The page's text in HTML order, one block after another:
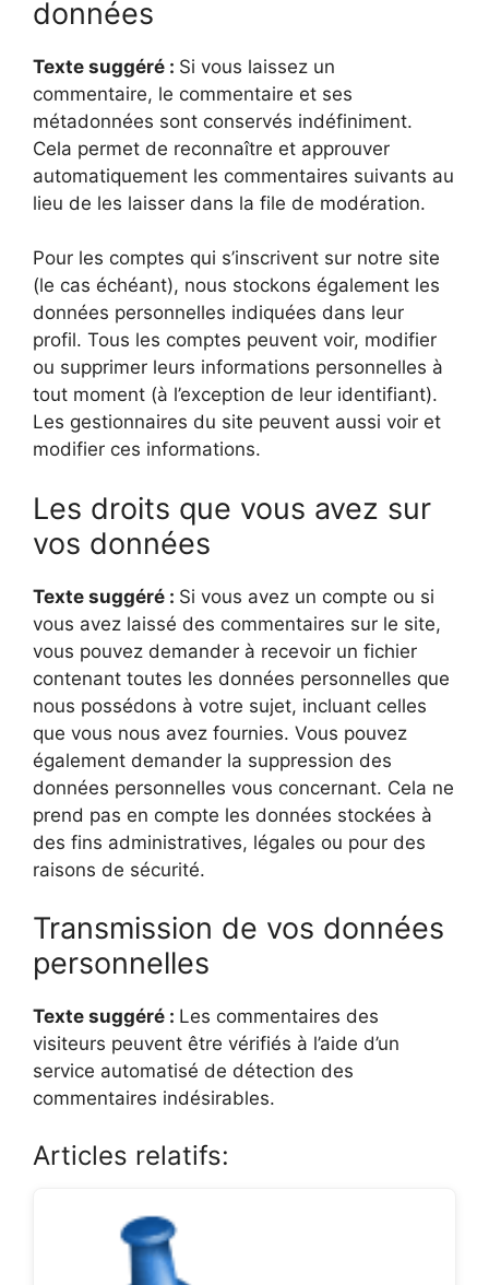
données
Texte suggéré : Si vous laissez un
commentaire, le commentaire et ses
métadonnées sont conservés indéfiniment.
Cela permet de reconnaître et approuver
automatiquement les commentaires suivants au
lieu de les laisser dans la file de modération.
Pour les comptes qui s’inscrivent sur notre site
(le cas échéant), nous stockons également les
données personnelles indiquées dans leur
profil. Tous les comptes peuvent voir, modifier
ou supprimer leurs informations personnelles à
tout moment (à l’exception de leur identifiant).
Les gestionnaires du site peuvent aussi voir et
modifier ces informations.
Les droits que vous avez sur
vos données
Texte suggéré : Si vous avez un compte ou si
vous avez laissé des commentaires sur le site,
vous pouvez demander à recevoir un fichier
contenant toutes les données personnelles que
nous possédons à votre sujet, incluant celles
que vous nous avez fournies. Vous pouvez
également demander la suppression des
données personnelles vous concernant. Cela ne
prend pas en compte les données stockées à
des fins administratives, légales ou pour des
raisons de sécurité.
Transmission de vos données
personnelles
Texte suggéré : Les commentaires des
visiteurs peuvent être vérifiés à l’aide d’un
service automatisé de détection des
commentaires indésirables.
Articles relatifs: